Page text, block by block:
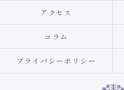
アクセス
コラム
プライバシーポリシー